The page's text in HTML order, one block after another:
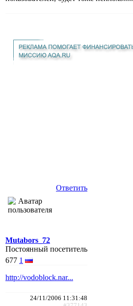
Ответить
Mutabors_72
Постоянный посетитель
677 1
http://vodoblock.nar...
24/11/2006 11:31:48